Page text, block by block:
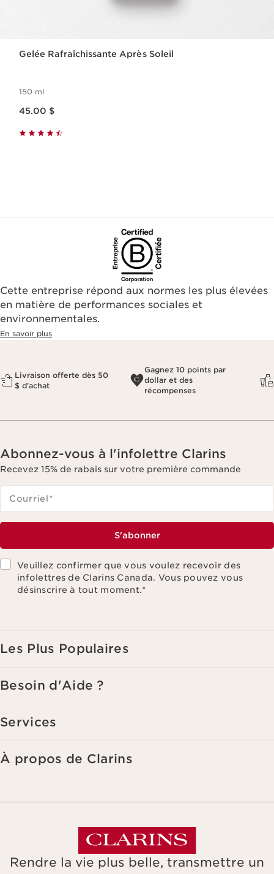
Gelée Rafraîchissante Après Soleil
150 ml
45.00 $
Cette entreprise répond aux normes les plus élevées
en matière de performances sociales et
environnementales.​
En savoir plus
Livraison offerte dès 50
$ d'achat
Gagnez 10 points par
dollar et des
récompenses
Abonnez-vous à l'infolettre Clarins
Recevez 15% de rabais sur votre première commande
Courriel*
S'abonner
Veuillez confirmer que vous voulez recevoir des
infolettres de Clarins Canada. Vous pouvez vous
désinscrire à tout moment.*
Les Plus Populaires
Besoin d'Aide ?
Services
À propos de Clarins
Rendre la vie plus belle, transmettre un